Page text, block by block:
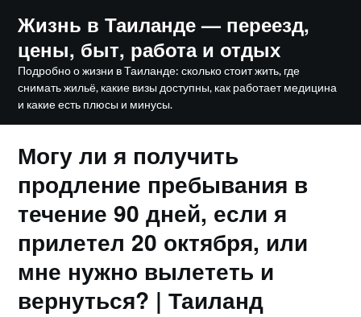
content
Жизнь в Таиланде — переезд,
цены, быт, работа и отдых
Подробно о жизни в Таиланде: сколько стоит жить, где
снимать жильё, какие визы доступны, как работает медицина
и какие есть плюсы и минусы.
Могу ли я получить
продление пребывания в
течение 90 дней, если я
прилетел 20 октября, или
мне нужно вылететь и
вернуться? | Таиланд